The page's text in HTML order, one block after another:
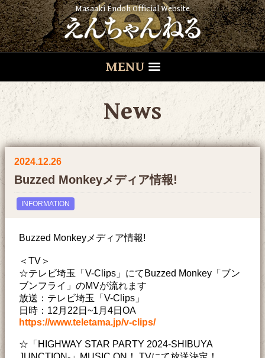
Masaaki Endoh Official Website
MENU
News
2024.12.26
Buzzed Monkeyメディア情報!
INFORMATION
Buzzed Monkeyメディア情報!
＜TV＞
☆テレビ埼玉「V-Clips」にてBuzzed Monkey「ブン
ブンフライ」のMVが流れます
放送：テレビ埼玉「V-Clips」
日時：12月22日~1月4日OA
https://www.teletama.jp/v-clips/
☆「HIGHWAY STAR PARTY 2024-SHIBUYA